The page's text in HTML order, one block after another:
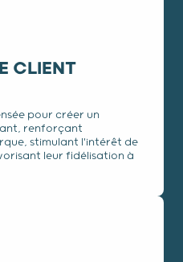
CLIENT
pour créer un
renforçant
stimulant l'intérêt de
leur fidélisation à